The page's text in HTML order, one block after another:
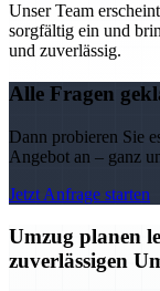
Unser Team
sorgfältig ein und
und zuverlässig.
Alle Fragen
Dann probieren Sie
Angebot an – ganz
Jetzt Anfrage starten
Umzug planen
zuverlässigen